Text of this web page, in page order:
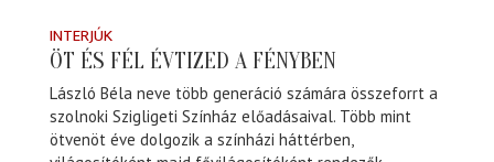
INTERJÚK
ÖT ÉS FÉL ÉVTIZED A FÉNYBEN
László Béla neve több generáció számára összeforrt a
szolnoki Szigligeti Színház előadásaival. Több mint
ötvenöt éve dolgozik a színházi háttérben,